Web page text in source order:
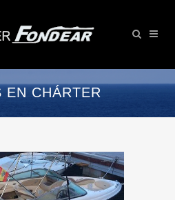
EN CHÁRTER